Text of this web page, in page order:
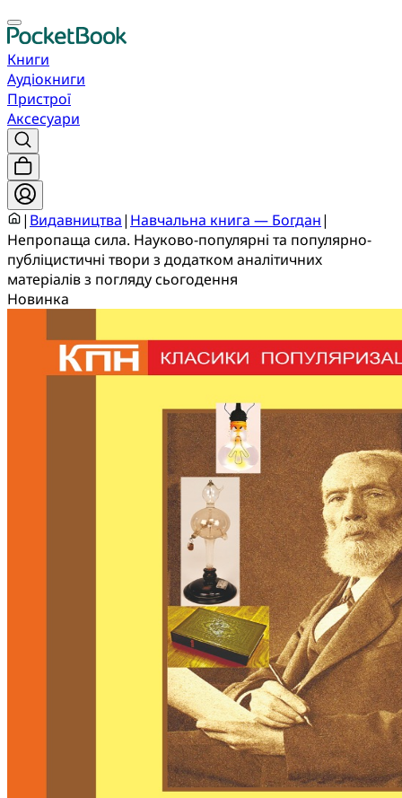
Книги
Аудіокниги
Пристрої
Аксесуари
| Видавництва| Навчальна книга — Богдан|
Непропаща сила. Науково-популярні та популярно-
публіцистичні твори з додатком аналітичних
матеріалів з погляду сьогодення
Новинка